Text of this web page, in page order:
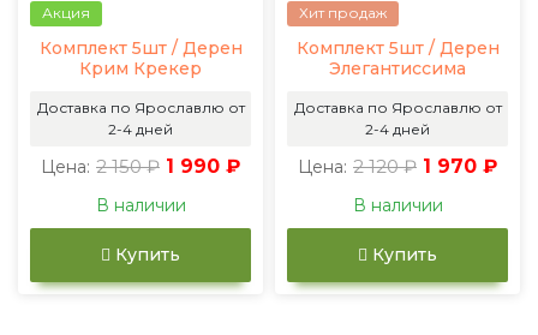
Акция
Комплект 5шт / Дерен
Крим Крекер
Доставка по Ярославлю от
2-4 дней
Цена: 2 150 ₽ 1 990 ₽
В наличии
Купить
Хит продаж
Комплект 5шт / Дерен
Элегантиссима
Доставка по Ярославлю от
2-4 дней
Цена: 2 120 ₽ 1 970 ₽
В наличии
Купить